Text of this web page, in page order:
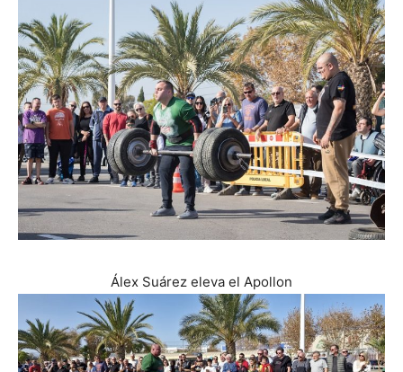
Álex Suárez eleva el Apollon